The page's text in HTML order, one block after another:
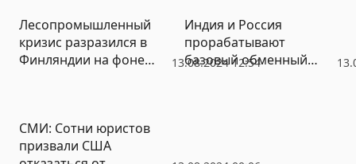
13.08.2024 12:54
Лесопромышленный
кризис разразился в
Финляндии на фоне
Индия и Россия
прорабатывают
базовый обменный
СМИ: Сотни юристов
призвали США